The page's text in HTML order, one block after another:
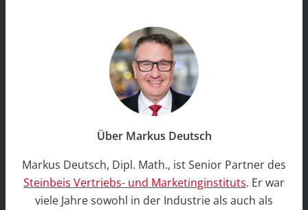
Über Markus Deutsch
Markus Deutsch, Dipl. Math., ist Senior Partner des
Steinbeis Vertriebs- und Marketinginstituts. Er war
viele Jahre sowohl in der Industrie als auch als